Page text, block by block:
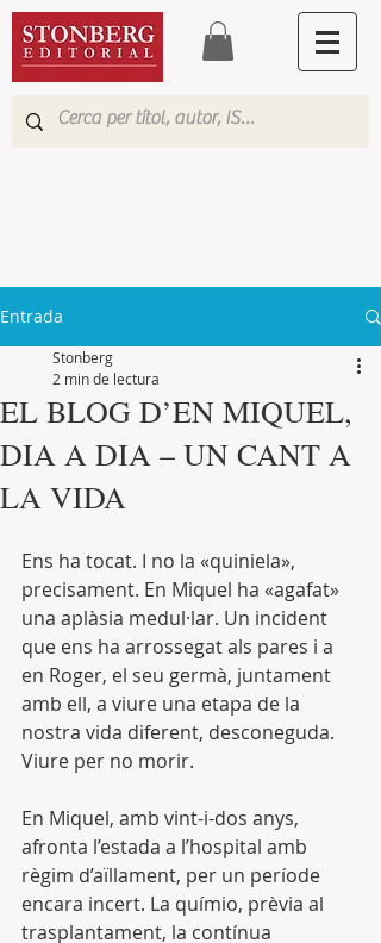
Entrada
EL BLOG D’EN MIQUEL,
DIA A DIA – UN CANT A
LA VIDA
Stonberg
2 min de lectura
Ens ha tocat. I no la «quiniela»,
precisament. En Miquel ha «agafat»
una aplàsia medul·lar. Un incident
que ens ha arrossegat als pares i a
en Roger, el seu germà, juntament
amb ell, a viure una etapa de la
nostra vida diferent, desconeguda.
Viure per no morir.
En Miquel, amb vint-i-dos anys,
afronta l’estada a l’hospital amb
règim d’aïllament, per un període
encara incert. La químio, prèvia al
trasplantament, la contínua